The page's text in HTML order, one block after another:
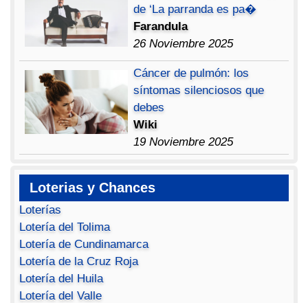
de ‘La parranda es pa�
Farandula
26 Noviembre 2025
Cáncer de pulmón: los
síntomas silenciosos que
debes
Wiki
19 Noviembre 2025
Loterias y Chances
Loterías
Lotería del Tolima
Lotería de Cundinamarca
Lotería de la Cruz Roja
Lotería del Huila
Lotería del Valle